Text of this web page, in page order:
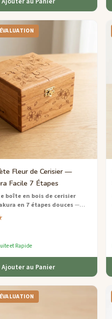
Fleur de Cerisier —
Facile 7 Étapes
boîte en bois de cerisier
en 7 étapes douces—
japonaise conviviale avec
floral.
et Rapide
Ajouter au Panier